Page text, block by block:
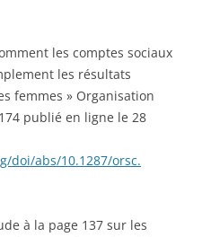
les comptes sociaux
les résultats
femmes » Organisation
publié en ligne le 28
doi/abs/10.1287/orsc.
à la page 137 sur les